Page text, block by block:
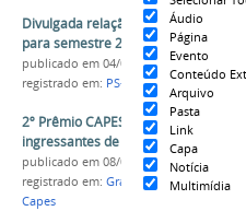
Áudio
Página
Evento
Conteúdo
Arquivo
Pasta
Link
Capa
Notícia
Multimídia
Divulgada relação de ingressantes
para semestre 2018.1
publicado em 04/05/2018
registrado em: PS-ICG 2018,
2º Prêmio CAPES Talento
ingressantes de 2021
publicado em 08/02/2022
registrado em: Graduação ,Prêmio,
Capes